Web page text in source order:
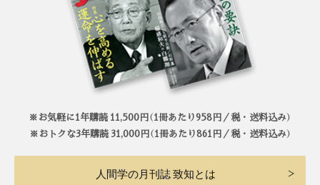
※お気軽に1年購読 11,500円（1冊あたり958円／税・送料込み）
※おトクな3年購読 31,000円（1冊あたり861円／税・送料込み）
人間学の月刊誌 致知とは